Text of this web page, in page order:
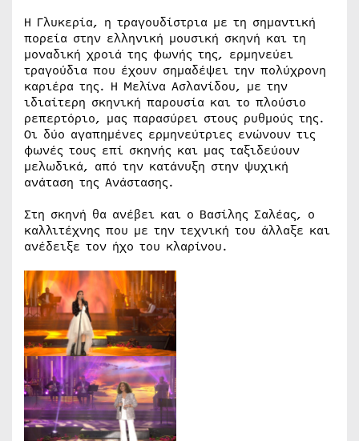
Η Γλυκερία, η τραγουδίστρια με τη σημαντική
πορεία στην ελληνική μουσική σκηνή και τη
μοναδική χροιά της φωνής της, ερμηνεύει
τραγούδια που έχουν σημαδέψει την πολύχρονη
καριέρα της. Η Μελίνα Ασλανίδου, με την
ιδιαίτερη σκηνική παρουσία και το πλούσιο
ρεπερτόριο, μας παρασύρει στους ρυθμούς της.
Οι δύο αγαπημένες ερμηνεύτριες ενώνουν τις
φωνές τους επί σκηνής και μας ταξιδεύουν
μελωδικά, από την κατάνυξη στην ψυχική
ανάταση της Ανάστασης.
Στη σκηνή θα ανέβει και ο Βασίλης Σαλέας, ο
καλλιτέχνης που με την τεχνική του άλλαξε και
ανέδειξε τον ήχο του κλαρίνου.